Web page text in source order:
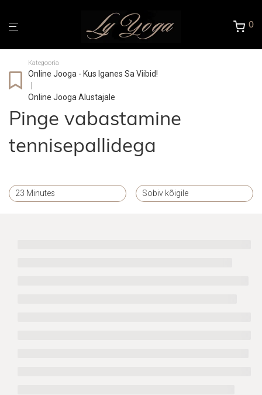
0
Kategooria
Online Jooga - Kus Iganes Sa Viibid!
Online Jooga Alustajale
Pinge vabastamine
tennisepallidega
23 Minutes Sobiv kõigile